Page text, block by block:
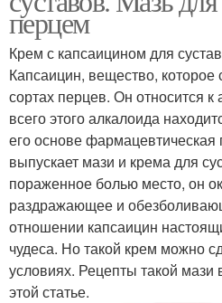
перцем
Крем с капсаицином для
Капсаицин, вещество, которое
сортах перцев. Он относится
всего этого алкалоида
его основе
выпускает мази и крема для
пораженное болью место, он
раздражающее и
отношении капсаицин
чудеса. Но такой крем можно
условиях. Рецепты такой мази
этой статье.